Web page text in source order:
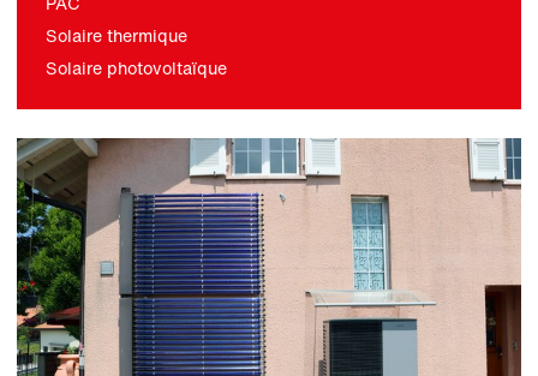
Solaire thermique
Solaire photovoltaïque